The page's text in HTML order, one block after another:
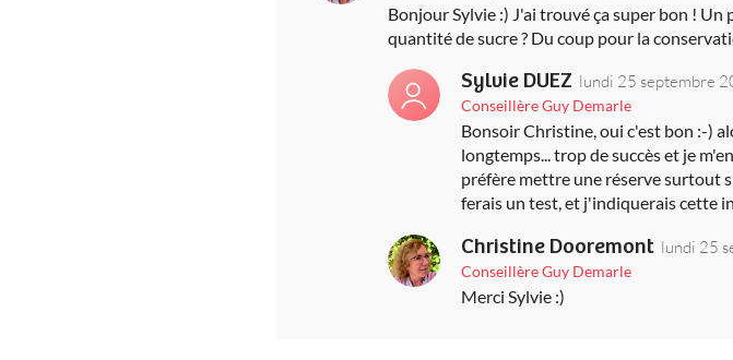
Bonjour Sylvie :) J'ai trouvé ça super bon ! Un
quantité de sucre ? Du coup pour la
Sylvie DUEZ lundi 25 septembre
Conseillère Guy Demarle
Bonsoir Christine, oui c'est bon :-)
longtemps... trop de succès et je
préfère mettre une réserve surtout
ferais un test, et j'indiquerais cette
Christine Dooremont lundi 25
Conseillère Guy Demarle
Merci Sylvie :)